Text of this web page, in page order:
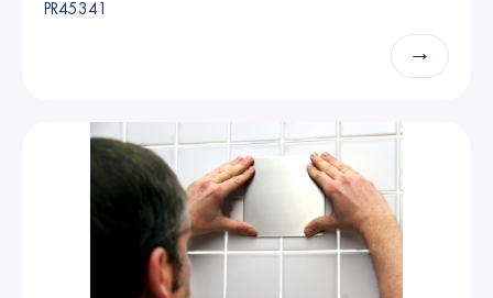
PR45341
→